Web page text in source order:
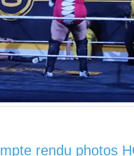
rendu photos